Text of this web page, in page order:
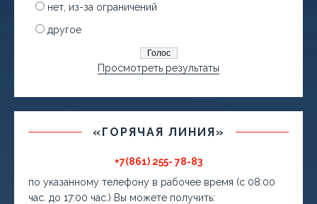
нет, из-за ограничений
другое
Просмотреть результаты
«ГОРЯЧАЯ ЛИНИЯ»
+7(861) 255- 78-83
по указанному телефону в рабочее время (с 08:00
час. до 17:00 час.) Вы можете получить: